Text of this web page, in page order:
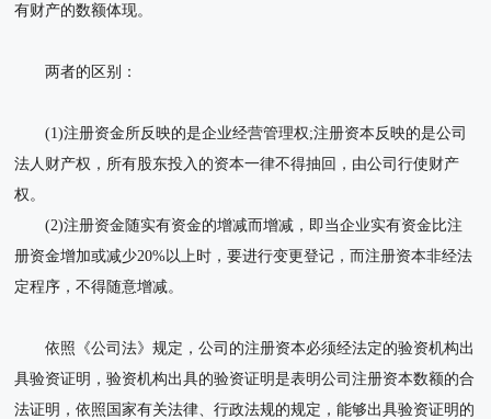
有财产的数额体现。
两者的区别：
(1)注册资金所反映的是企业经营管理权;注册资本反映的是公司
法人财产权，所有股东投入的资本一律不得抽回，由公司行使财产
权。
(2)注册资金随实有资金的增减而增减，即当企业实有资金比注
册资金增加或减少20%以上时，要进行变更登记，而注册资本非经法
定程序，不得随意增减。
依照《公司法》规定，公司的注册资本必须经法定的验资机构出
具验资证明，验资机构出具的验资证明是表明公司注册资本数额的合
法证明，依照国家有关法律、行政法规的规定，能够出具验资证明的